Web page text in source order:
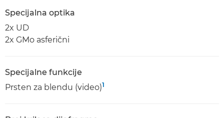
Specijalna optika
2x UD
2x GMo asferični
Specijalne funkcije
Prsten za blendu (video)1